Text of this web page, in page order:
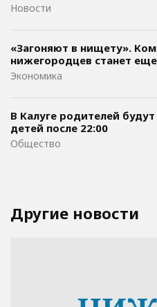
Новости
«Загоняют в нищету».
нижегородцев станет
Экономика
В Калуге родителей
детей после 22:00
Общество
Другие новости